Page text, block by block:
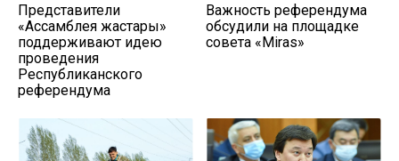
Представители
«Ассамблея жастары»
поддерживают идею
проведения
Республиканского
референдума
Важность референдума
обсудили на площадке
совета «Miras»